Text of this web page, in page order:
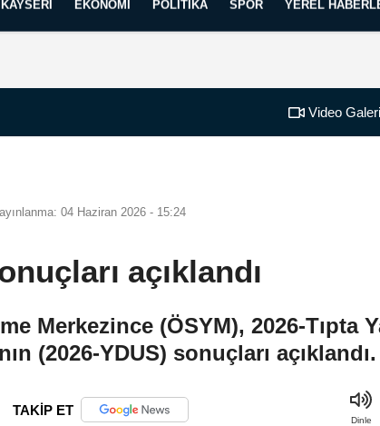
KAYSERI EKONOMI POLITIKA SPOR YEREL
Video Galeri
04 Haziran 2026 - 15:24
açıklandı
Merkezince (ÖSYM), 2026-Tıpta
(2026-YDUS) sonuçları açıklandı.
TAKİP ET
Dinle